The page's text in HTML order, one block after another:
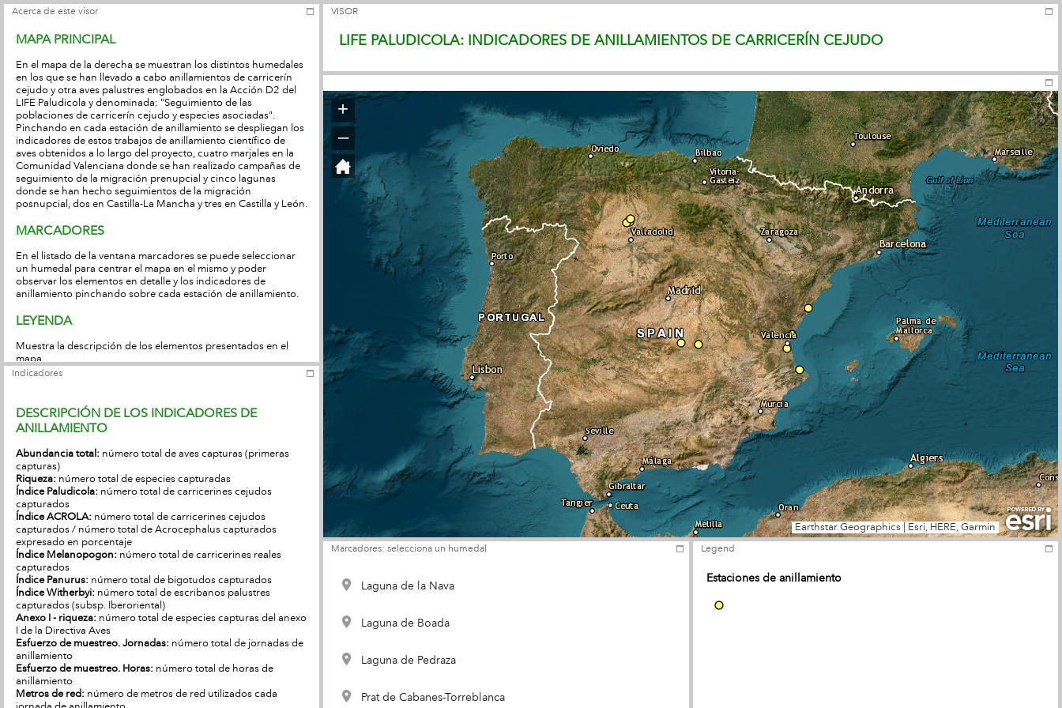
Acerca de este visor
MAPA PRINCIPAL
En el mapa de la derecha se muestran los distintos humedales
en los que se han llevado a cabo anillamientos de carricerín
cejudo y otra aves palustres englobados en la Acción D2 del
LIFE Paludicola y denominada: "Seguimiento de las
poblaciones de carricerín cejudo y especies asociadas".
Pinchando en cada estación de anillamiento se despliegan los
indicadores de estos trabajos de anillamiento científico de
aves obtenidos a lo largo del proyecto, cuatro marjales en la
Comunidad Valenciana donde se han realizado campañas de
seguimiento de la migración prenupcial y cinco lagunas
donde se han hecho seguimientos de la migración
posnupcial, dos en Castilla-La Mancha y tres en Castilla y León.
MARCADORES
En el listado de la ventana marcadores se puede seleccionar
un humedal para centrar el mapa en el mismo y poder
observar los elementos en detalle y los indicadores de
anillamiento pinchando sobre cada estación de anillamiento.
LEYENDA
Muestra la descripción de los elementos presentados en el
mapa.
Indicadores
DESCRIPCIÓN DE LOS INDICADORES DE
ANILLAMIENTO
Abundancia total: número total de aves capturas (primeras
capturas)
Riqueza: número total de especies capturadas
Índice Paludicola: número total de carricerines cejudos
capturados
Índice ACROLA: número total de carricerines cejudos
capturados / número total de Acrocephalus capturados
expresado en porcentaje
Índice Melanopogon: número total de carricerines reales
capturados
Índice Panurus: número total de bigotudos capturados
Índice Witherbyi: número total de escribanos palustres
capturados (subsp. Iberoriental)
Anexo I - riqueza: número total de especies capturas del anexo
I de la Directiva Aves
Esfuerzo de muestreo. Jornadas: número total de jornadas de
anillamiento
Esfuerzo de muestreo. Horas: número total de horas de
anillamiento
Metros de red: número de metros de red utilizados cada
VISOR
LIFE PALUDICOLA: INDICADORES DE ANILLAMIENTOS DE CARRICERÍN CEJUDO
Earthstar Geographics Esri, HERE, Garmin
+
–
Marcadores: selecciona un humedal Legend
Estaciones de anillamiento